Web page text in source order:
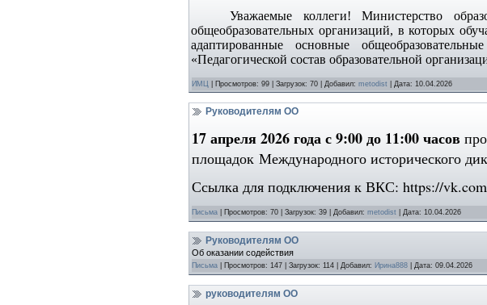
Уважаемые коллеги! Министерство
общеобразовательных организаций, в которых
адаптированные основные
«Педагогической состав образовательной
ИМЦ Просмотров: 99 Загрузок: 70 Добавил: metodist Дата: 10.04.2026
Руководителям ОО
17 апреля 2026 года с 9:00 до 11:00 часов
площадок Международного исторического
Ссылка для подключения к ВКС: https://
Письма Просмотров: 70 Загрузок: 39 Добавил: metodist Дата: 10.04.2026
Руководителям ОО
Об оказании содействия
Письма Просмотров: 147 Загрузок: 114 Добавил: Ирина888 Дата: 09.04.2026
руководителям ОО